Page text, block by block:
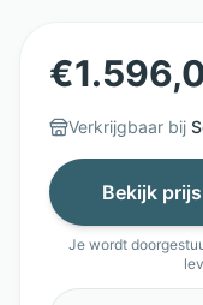
€
Verkrijgbaar bij
Bekijk
Je wordt